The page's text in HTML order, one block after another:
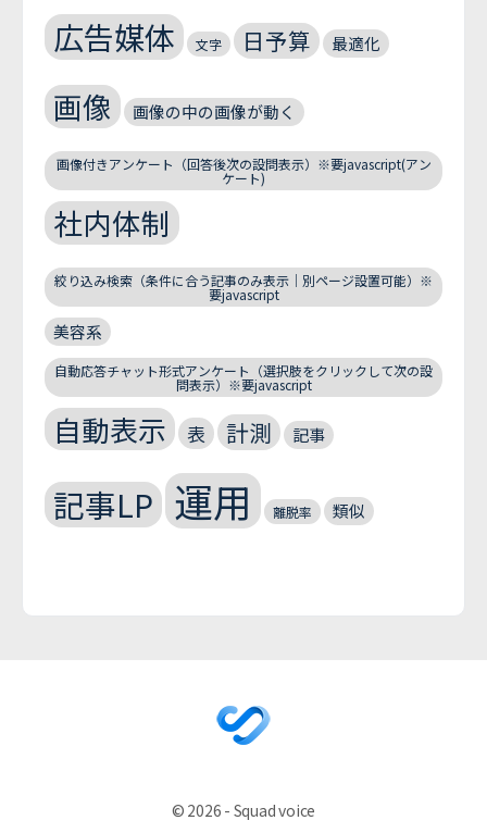
広告媒体 文字 日予算 最適化
画像 画像の中の画像が動く
画像付きアンケート（回答後次の設問表示）※要javascript(アン
ケート)
社内体制
絞り込み検索（条件に合う記事のみ表示｜別ページ設置可能）※
要javascript
美容系
自動応答チャット形式アンケート（選択肢をクリックして次の設
問表示）※要javascript
自動表示 表 計測 記事
記事LP 運用 離脱率 類似
© 2026 - Squad voice